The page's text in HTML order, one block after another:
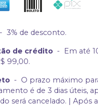
- 3% de desconto.
de crédito -
Em até
99,00.
- O prazo máximo
é de 3 dias úteis,
será cancelado. | Após